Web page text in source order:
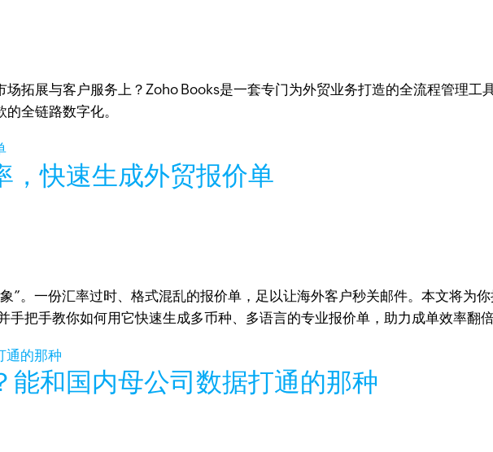
拓展与客户服务上？Zoho Books是一套专门为外贸业务打造的全流程管理工
全链路数字化。
，快速生成外贸报价单
”。一份汇率过时、格式混乱的报价单，足以让海外客户秒关邮件。本文将为
把手教你如何用它快速生成多币种、多语言的专业报价单，助力成单效率翻倍
和国内母公司数据打通的那种